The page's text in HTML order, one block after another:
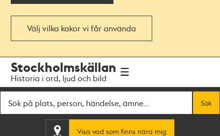
Välj vilka kakor vi får använda
navigationen
huvudinnehållet
Stockholmskällan
Historia i ord, ljud och bild
Sök
Visa vad som finns nära mig